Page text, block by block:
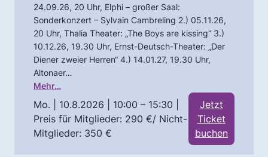
24.09.26, 20 Uhr, Elphi – großer Saal:
Sonderkonzert – Sylvain Cambreling 2.) 05.11.26,
20 Uhr, Thalia Theater: „The Boys are kissing“ 3.)
10.12.26, 19.30 Uhr, Ernst-Deutsch-Theater: „Der
Diener zweier Herren“ 4.) 14.01.27, 19.30 Uhr,
Altonaer…
Mehr…
Mo. | 10.8.2026 | 10:00 – 15:30
Preis für Mitglieder: 290 €/ Nicht-
Mitglieder: 350 €
Jetzt
Ticket
buchen